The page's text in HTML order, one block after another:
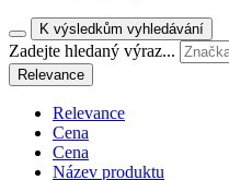
K výsledkům vyhledávání
Zadejte hledaný výraz...
Relevance
Relevance
Cena
Cena
Název produktu